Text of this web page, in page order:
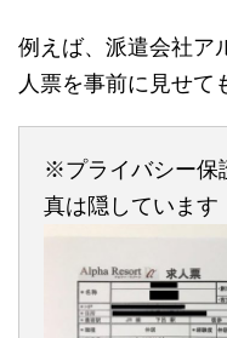
例えば、派遣会社ア
人票を事前に見せて
※プライバシー保
真は隠しています